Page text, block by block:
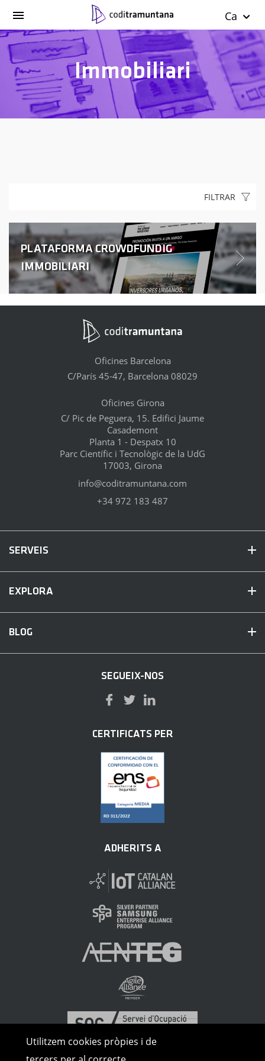
Utilitzem cookies pròpies i de
Ca
Immobiliari
FILTRAR
PLATAFORMA CROWDFUNDIG
IMMOBILIARI
Oficines Barcelona
C/París 45-47, Barcelona 08029
Oficines Girona
C/ Pic de Peguera, 15. Edifici Jaume
Casademont
Planta 1 - Despatx 10
Parc Científic i Tecnològic de la UdG
17003, Girona
info@coditramuntana.com
+34 972 183 487
SERVEIS
EXPLORA
BLOG
SEGUEIX-NOS
CERTIFICATS PER
ADHERITS A